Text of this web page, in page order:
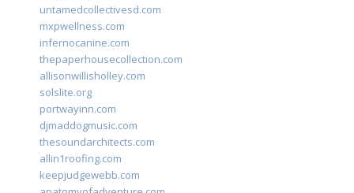
untamedcollectivesd.com
mxpwellness.com
infernocanine.com
thepaperhousecollection.com
allisonwillisholley.com
solslite.org
portwayinn.com
djmaddogmusic.com
thesoundarchitects.com
allin1roofing.com
keepjudgewebb.com